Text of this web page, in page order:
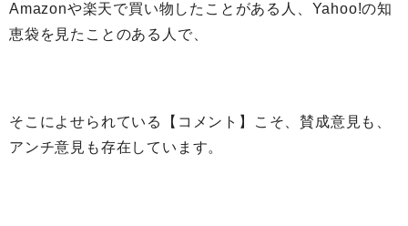
Amazonや楽天で買い物したことがある人、Yahoo!の知
恵袋を見たことのある人で、
そこによせられている【コメント】こそ、賛成意見も、
アンチ意見も存在しています。